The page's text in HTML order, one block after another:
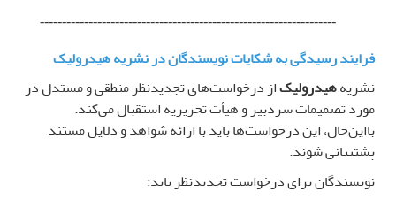
-------------------------------------------------------------------
فرایند رسیدگی به شکایات نویسندگان در نشریه هیدرولیک
نشریههیدرولیکاز درخواست‌های تجدیدنظر منطقی و مستدل در
مورد تصمیمات سردبیر و هیأت تحریریه استقبال می‌کند.
بااین‌حال، این درخواست‌ها باید با ارائه شواهد و دلایل مستند
پشتیبانی شوند.
نویسندگان برای درخواست تجدیدنظر باید: